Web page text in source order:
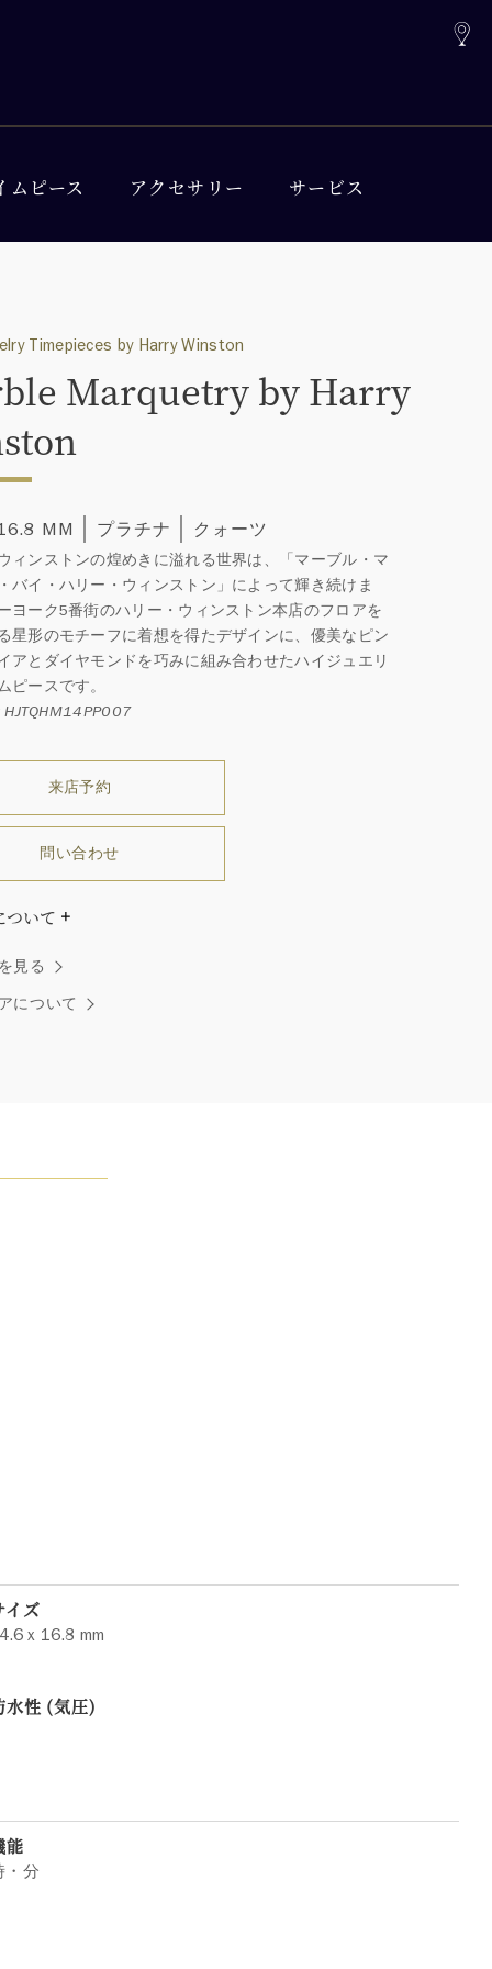
ムピース アクセサリー サービス
Timepieces by Harry Winston
Marquetry by Harry
MM プラチナ クォーツ
ィンストンの煌めきに溢れる世界は、「マーブル・マ
バイ・ハリー・ウィンストン」によって輝き続けま
ヨーク5番街のハリー・ウィンストン本店のフロアを
星形のモチーフに着想を得たデザインに、優美なピン
アとダイヤモンドを巧みに組み合わせたハイジュエリ
ピースです。
来店予約
問い合わせ
ついて
トンはそう語りました。ハリー・ウィンストンによって
た最高品質のダイヤモンド及びジェムストーンは、ひと
が唯一無二の個性を有する天然の素材であるため、同製
見る
について
イズ
x 16.8 mm
水性 (気圧)
能
・分